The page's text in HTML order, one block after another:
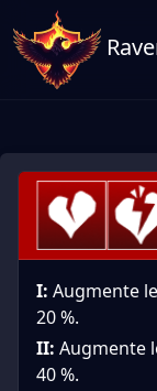
I: Augmente
20 %.
II: Augmente
40 %.